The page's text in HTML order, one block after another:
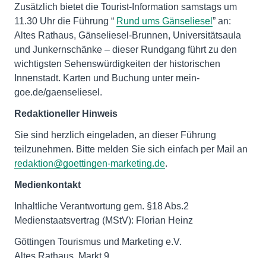
Zusätzlich bietet die Tourist-Information samstags um
11.30 Uhr die Führung “ Rund ums Gänseliesel ” an:
Altes Rathaus, Gänseliesel-Brunnen, Universitätsaula
und Junkernschänke – dieser Rundgang führt zu den
wichtigsten Sehenswürdigkeiten der historischen
Innenstadt. Karten und Buchung unter mein-
goe.de/gaenseliesel.
Redaktioneller Hinweis
Sie sind herzlich eingeladen, an dieser Führung
teilzunehmen. Bitte melden Sie sich einfach per Mail an
redaktion@goettingen-marketing.de.
Medienkontakt
Inhaltliche Verantwortung gem. §18 Abs.2
Medienstaatsvertrag (MStV): Florian Heinz
Göttingen Tourismus und Marketing e.V.
Altes Rathaus, Markt 9